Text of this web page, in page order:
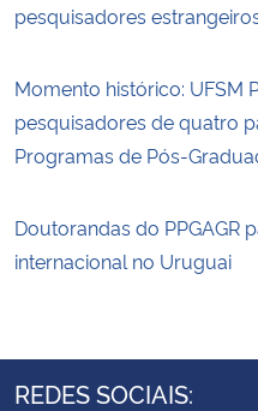
pesquisadores
Momento histórico: UFSM
pesquisadores de quatro
Programas de Pós-
Doutorandas do PPGAGR
internacional no Uruguai
REDES SOCIAIS: